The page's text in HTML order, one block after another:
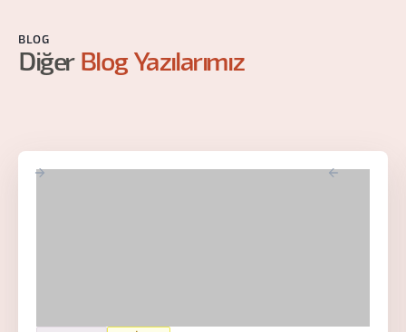
BLOG
Diğer Blog Yazılarımız